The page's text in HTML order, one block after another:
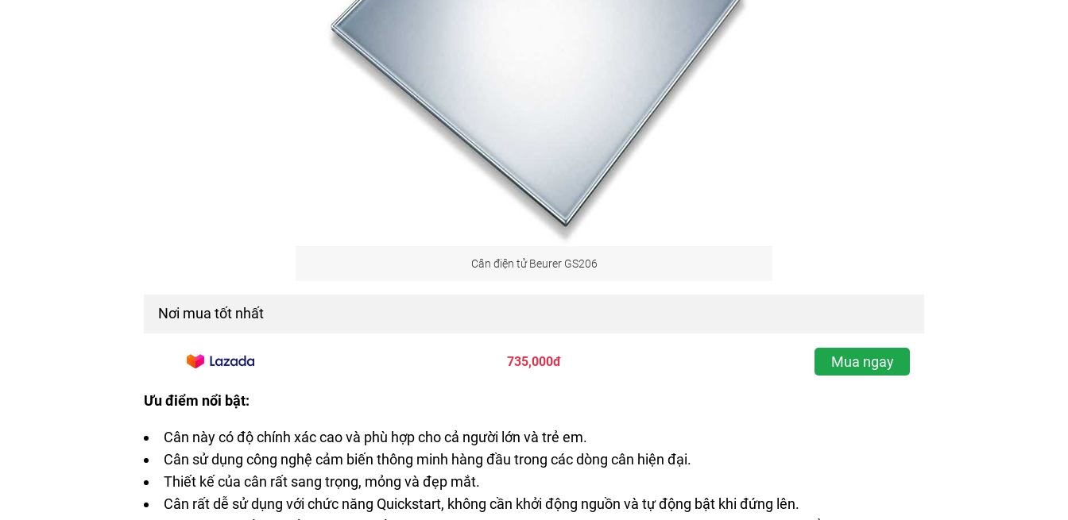
Cân điện tử Beurer GS206
Nơi mua tốt nhất
735,000đ Mua ngay
Ưu điểm nổi bật:
Cân này có độ chính xác cao và phù hợp cho cả người lớn và trẻ em.
Cân sử dụng công nghệ cảm biến thông minh hàng đầu trong các dòng cân hiện đại.
Thiết kế của cân rất sang trọng, mỏng và đẹp mắt.
Cân rất dễ sử dụng với chức năng Quickstart, không cần khởi động nguồn và tự động bật khi đứng lên.